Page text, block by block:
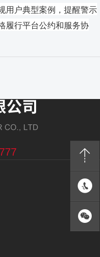
用户典型案例，提醒警示
履行平台公约和服务协